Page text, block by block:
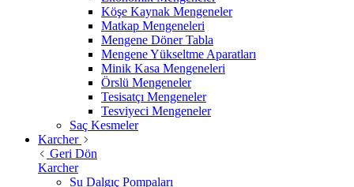
Köşe Kaynak Mengeneler
Matkap Mengeneleri
Mengene Döner Tabla
Mengene Yükseltme Aparatları
Minik Kasa Mengeneleri
Örslü Mengeneler
Tesisatçı Mengeneler
Tesviyeci Mengeneler
Saç Kesmeler
Karcher
Geri Dön
Karcher
Su Dalgıç Pompaları